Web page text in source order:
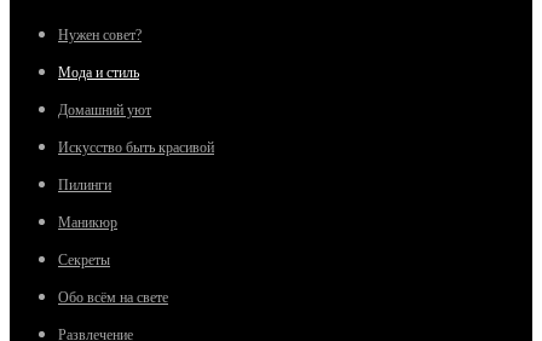
Нужен совет?
Мода и стиль
Домашний уют
Искусство быть красивой
Пилинги
Маникюр
Секреты
Обо всём на свете
Развлечение